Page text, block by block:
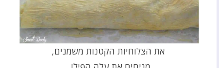
את הצלוחיות הקטנות משמנים,